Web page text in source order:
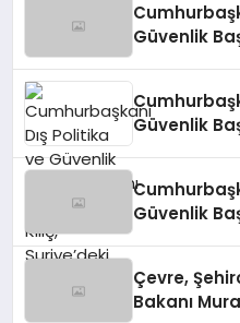
Güvenlik
Güvenlik
Güvenlik
Çevre,
Bakanı